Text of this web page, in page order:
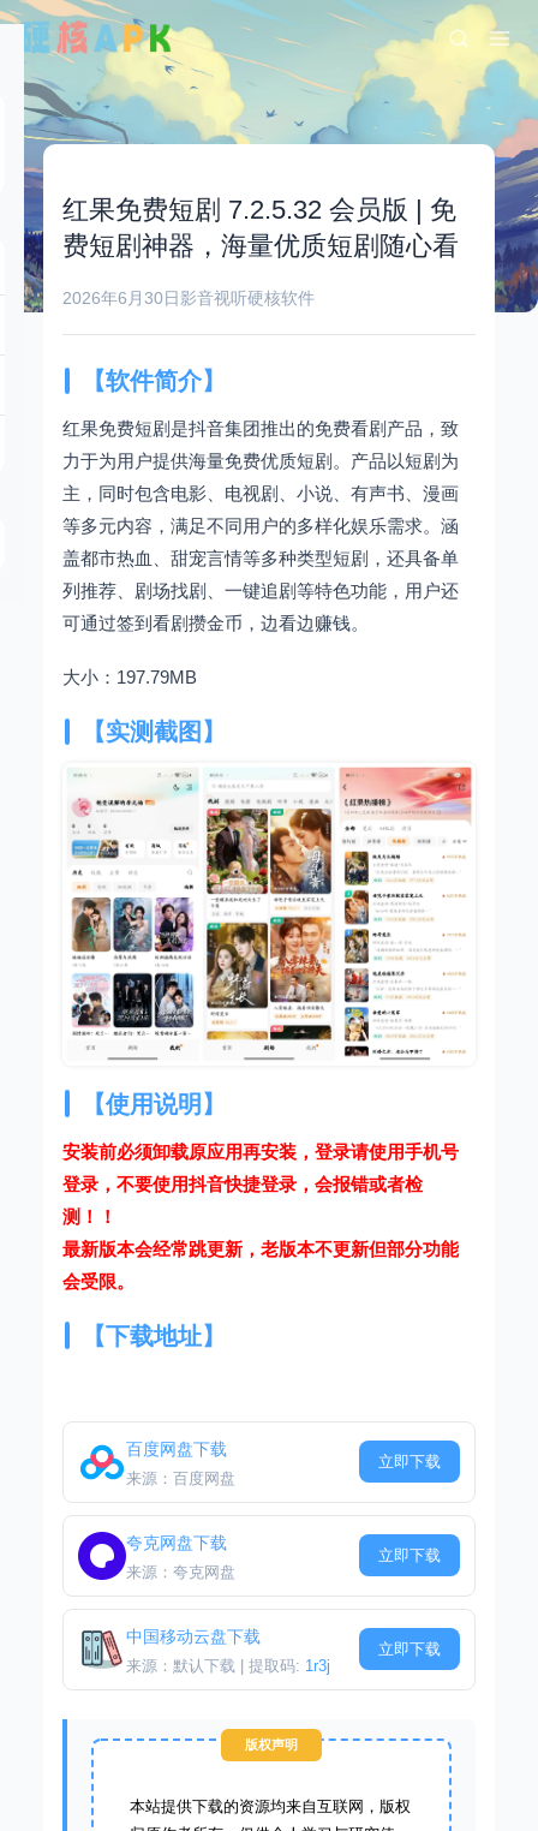
红果免费短剧 7.2.5.32 会员版 | 免
费短剧神器，海量优质短剧随心看
2026年6月30日影音视听硬核软件
【软件简介】
红果免费短剧是抖音集团推出的免费看剧产品，致
力于为用户提供海量免费优质短剧。产品以短剧为
主，同时包含电影、电视剧、小说、有声书、漫画
等多元内容，满足不同用户的多样化娱乐需求。涵
盖都市热血、甜宠言情等多种类型短剧，还具备单
列推荐、剧场找剧、一键追剧等特色功能，用户还
可通过签到看剧攒金币，边看边赚钱。
大小：197.79MB
【实测截图】
【使用说明】
安装前必须卸载原应用再安装，登录请使用手机号
登录，不要使用抖音快捷登录，会报错或者检
测！！
最新版本会经常跳更新，老版本不更新但部分功能
会受限。
【下载地址】
百度网盘下载
来源：百度网盘
立即下载
夸克网盘下载
来源：夸克网盘
立即下载
中国移动云盘下载
来源：默认下载 | 提取码: 1r3j
立即下载
版权声明
本站提供下载的资源均来自互联网，版权